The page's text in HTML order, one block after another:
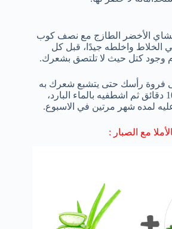
الأخضر الطازج مع نصف كوب
الخلاط واخلطه جيدًا، قبل كل
وجود كتل حيث لا تلتصق بشعرك.
فروة رأسك حتى يتشبع شعرك به
بالكامل، ثم اتركيه لمدة 10 دقائق ثم اشطفيه بالماء البارد،
لمده شهر مرتين في الاسبوع.
مع الصبار :